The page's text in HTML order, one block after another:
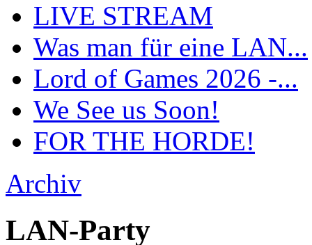
LIVE STREAM
Was man für eine LAN...
Lord of Games 2026 -...
We See us Soon!
FOR THE HORDE!
Archiv
LAN-Party